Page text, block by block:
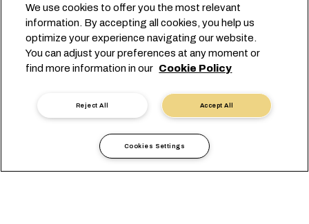
Records: MSC Moves 390-
tonne Cargo
DAHA FAZLA BILGI EDININ
We use cookies to offer you the most relevant
information. By accepting all cookies, you help us
optimize your experience navigating our website.
You can adjust your preferences at any moment or
find more information in our Cookie Policy
Accept All
Reject All
Cookies Settings